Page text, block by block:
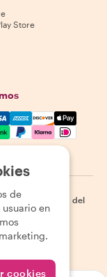
Store
Visa, Amex,
| Cookies
Mapa del
de
en
cookies